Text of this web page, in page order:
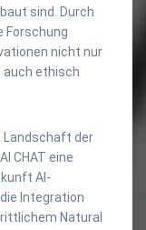
sind. Durch
Forschung
nicht nur
ethisch
Landschaft der
CHAT eine
AI-
Integration
Natural